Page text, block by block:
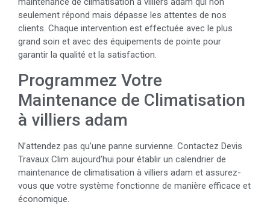
seulement répond mais dépasse les attentes de nos
clients. Chaque intervention est effectuée avec le plus
grand soin et avec des équipements de pointe pour
garantir la qualité et la satisfaction.
Programmez Votre
Maintenance de Climatisation
à villiers adam
N’attendez pas qu’une panne survienne. Contactez Devis
Travaux Clim aujourd’hui pour établir un calendrier de
maintenance de climatisation à villiers adam et assurez-
vous que votre système fonctionne de manière efficace et
économique.